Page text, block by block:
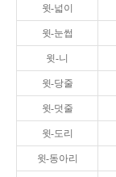
윗-넓이
윗-눈썹
윗-니
윗-당줄
윗-덧줄
윗-도리
윗-동아리